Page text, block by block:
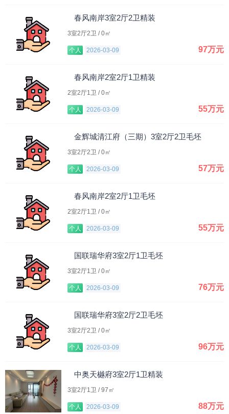
春风南岸3室2厅2卫精装
3室2厅2卫 / 0㎡
个人 2026-03-09 97万元
春风南岸2室2厅1卫精装
2室2厅1卫 / 0㎡
个人 2026-03-09 55万元
金辉城清江府（三期）3室2厅2卫毛坯
3室2厅2卫 / 0㎡
个人 2026-03-09 57万元
春风南岸2室2厅1卫毛坯
2室2厅1卫 / 0㎡
个人 2026-03-09 55万元
国联瑞华府3室2厅1卫毛坯
3室2厅1卫 / 0㎡
个人 2026-03-09 76万元
国联瑞华府3室2厅2卫毛坯
3室2厅2卫 / 0㎡
个人 2026-03-09 96万元
中奥天樾府3室2厅1卫精装
3室2厅1卫 / 97㎡
个人 2026-03-09 88万元